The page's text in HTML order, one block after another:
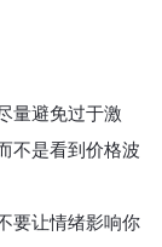
量避免过于激
不是看到价格波
要让情绪影响你